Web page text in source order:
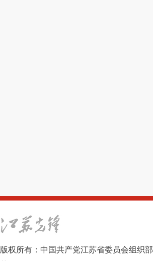
版权所有：中国共产党江苏省委员会组织部